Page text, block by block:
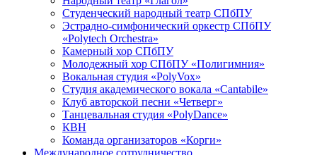
Студенческий народный театр СПбПУ
Эстрадно-симфонический оркестр СПбПУ
«Polytech Orchestra»
Камерный хор СПбПУ
Молодежный хор СПбПУ «Полигимния»
Вокальная студия «PolyVox»
Студия академического вокала «Cantabile»
Клуб авторской песни «Четверг»
Танцевальная студия «PolyDance»
КВН
Команда организаторов «Корги»
Международное сотрудничество